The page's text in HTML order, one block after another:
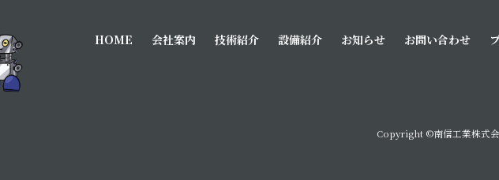
HOME 会社案内 技術紹介 設備紹介 お知らせ お問い合わせ
Copyright ©南信工業株式